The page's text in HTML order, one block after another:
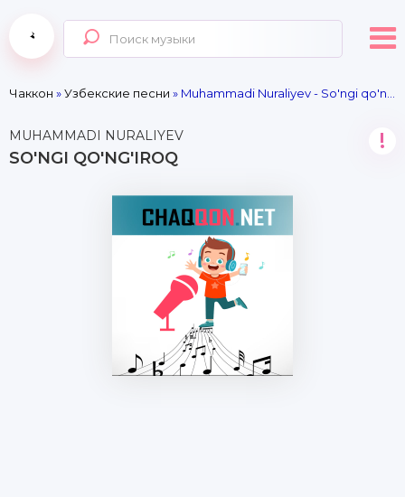
Чаккон »Узбекские песни » Muhammadi Nuraliyev - So'ngi qo'ng'iroq
MUHAMMADI NURALIYEV
SO'NGI QO'NG'IROQ
!